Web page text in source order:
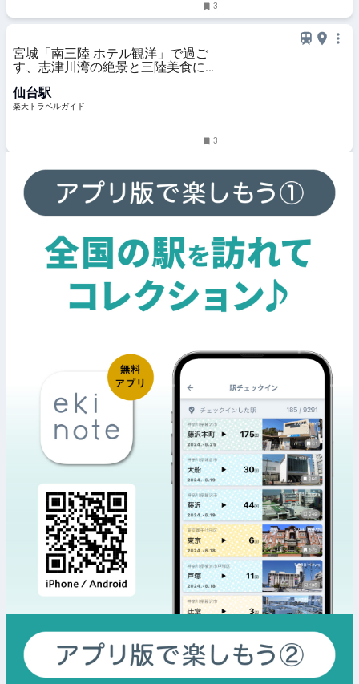
3
宮城「南三陸 ホテル観洋」で過ご
す、志津川湾の絶景と三陸美食に満
仙台駅
楽天トラベルガイド
3